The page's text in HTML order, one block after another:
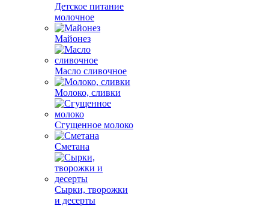
Детское питание
молочное
Майонез
Масло сливочное
Молоко, сливки
Сгущенное молоко
Сметана
Сырки, творожки
и десерты